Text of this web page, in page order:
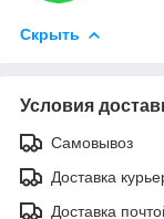
Скрыть
Условия
Самовывоз
Доставка
Доставка